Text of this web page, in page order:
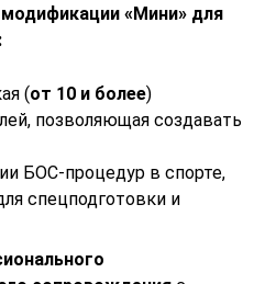
«Мини» для
(от 10 и более)
позволяющая создавать
БОС-процедур в спорте,
спецподготовки и